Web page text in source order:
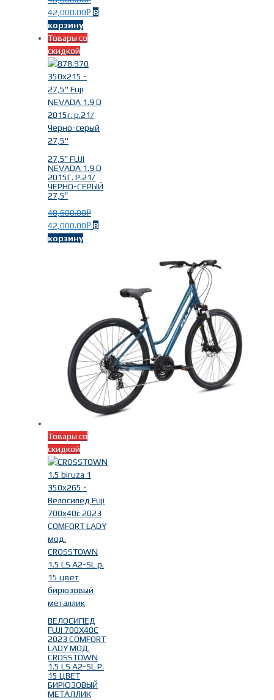
Найти
42,000.00Р В
корзину
Товары со
скидкой
27,5″ FUJI
NEVADA 1.9 D
2015Г. Р.21/
ЧЕРНО-СЕРЫЙ
27,5″
48,600.00Р
42,000.00Р В
корзину
Товары со
скидкой
ВЕЛОСИПЕД
FUJI 700X40C
2023 COMFORT
LADY МОД.
CROSSTOWN
1.5 LS A2-SL Р.
15 ЦВЕТ
БИРЮЗОВЫЙ
МЕТАЛЛИК